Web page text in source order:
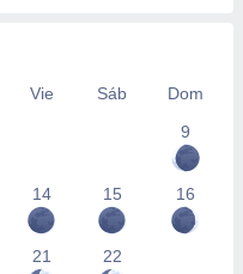
Vie Sáb
Dom
9
14 15 16
21 22